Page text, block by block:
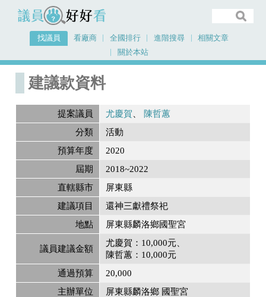
議員好好看
找議員 看廠商 全國排行 進階搜尋
相關文章
關於本站
首頁
建議款資料
提案議員 尤慶賀
陳哲蕙
分類
活動
預算年度
2020
屆期
2018~2022
直轄縣市
屏東縣
建議項目
還神三獻禮祭祀
地點
屏東縣麟洛鄉國聖宮
議員建議金額
尤慶賀：10,000元
陳哲蕙：10,000元
通過預算
20,000
主辦單位
屏東縣麟洛鄉 國聖宮